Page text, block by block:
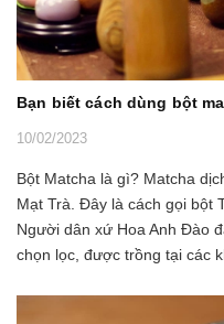
Bạn biết cách dùng bột
10/02/2023
Bột Matcha là gì? Matcha
Mạt Trà. Đây là cách gọi bột
Người dân xứ Hoa Anh Đào
chọn lọc, được trồng tại các